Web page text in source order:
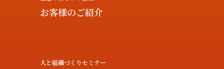
お客様のご紹介
人と組織づくりセミナー